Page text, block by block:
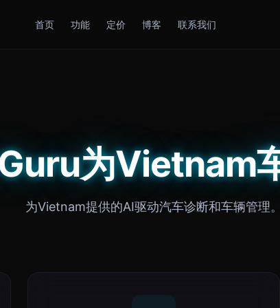
首页 功能 定价 博客 联系我们
为Vietnam
为Vietnam提供的AI驱动汽车诊断和车辆管理。